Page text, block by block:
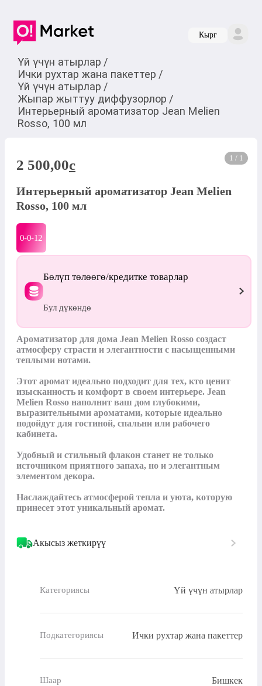
Кырг
Үй үчүн атырлар /
Ички рухтар жана пакеттер /
Үй үчүн атырлар /
Жыпар жыттуу диффузорлор /
Интерьерный ароматизатор Jean Melien
Rosso, 100 мл
1 / 1
2 500,00c
Интерьерный ароматизатор Jean Melien
Rosso, 100 мл
0-0-12
Бөлүп төлөөгө/кредитке товарлар
Бул дүкөндө
Ароматизатор для дома Jean Melien Rosso создаст
атмосферу страсти и элегантности с насыщенными
теплыми нотами.
Этот аромат идеально подходит для тех, кто ценит
изысканность и комфорт в своем интерьере. Jean
Melien Rosso наполнит ваш дом глубокими,
выразительными ароматами, которые идеально
подойдут для гостиной, спальни или рабочего
кабинета.
Удобный и стильный флакон станет не только
источником приятного запаха, но и элегантным
элементом декора.
Наслаждайтесь атмосферой тепла и уюта, которую
принесет этот уникальный аромат.
Акысыз жеткирүү
Категориясы Үй үчүн атырлар
Подкатегориясы Ички рухтар жана пакеттер
Шаар Бишкек